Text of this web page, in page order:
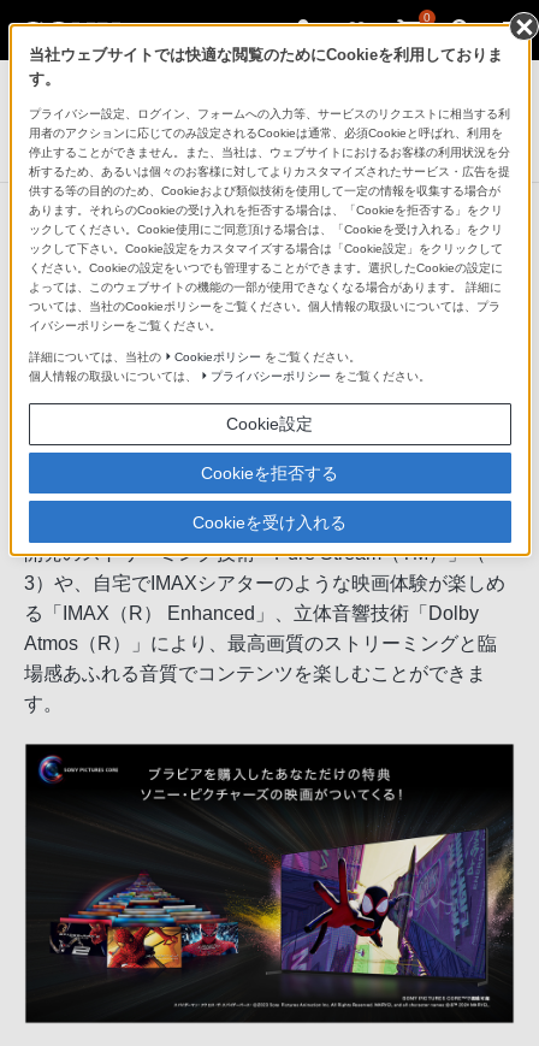
0
テレビ ブラビア
4K液晶テレビ
X90Jシリーズ
テレビが届いたその日からおうち映
画館
SONY PICTURES CORE
ソニー・ピクチャーズと連携して誕生したソニー独自の
コンテンツサービス「SONY PICTURES CORE」。（＊
1）ソニー・ピクチャーズの最新作から過去の名作映画
を最大2年間お楽しみいただけます。（＊2）ソニー独自
開発のストリーミング技術「Pure Stream（TM）」（＊
3）や、自宅でIMAXシアターのような映画体験が楽しめ
る「IMAX（R） Enhanced」、立体音響技術「Dolby
Atmos（R）」により、最高画質のストリーミングと臨
場感あふれる音質でコンテンツを楽しむことができま
す。
当社ウェブサイトでは快適な閲覧のためにCookieを利用しておりま
す。
プライバシー設定、ログイン、フォームへの入力等、サービスのリクエストに相当する利
用者のアクションに応じてのみ設定されるCookieは通常、必須Cookieと呼ばれ、利用を
停止することができません。また、当社は、ウェブサイトにおけるお客様の利用状況を分
析するため、あるいは個々のお客様に対してよりカスタマイズされたサービス・広告を提
供する等の目的のため、Cookieおよび類似技術を使用して一定の情報を収集する場合が
あります。それらのCookieの受け入れを拒否する場合は、「Cookieを拒否する」をクリ
ックしてください。Cookie使用にご同意頂ける場合は、「Cookieを受け入れる」をクリ
ックして下さい。Cookie設定をカスタマイズする場合は「Cookie設定」をクリックして
ください。Cookieの設定をいつでも管理することができます。選択したCookieの設定に
よっては、このウェブサイトの機能の一部が使用できなくなる場合があります。 詳細に
ついては、当社のCookieポリシーをご覧ください。個人情報の取扱いについては、プラ
イバシーポリシーをご覧ください。
詳細については、当社の Cookieポリシー をご覧ください。
個人情報の取扱いについては、
プライバシーポリシー をご覧ください。
Cookie設定
Cookieを拒否する
Cookieを受け入れる